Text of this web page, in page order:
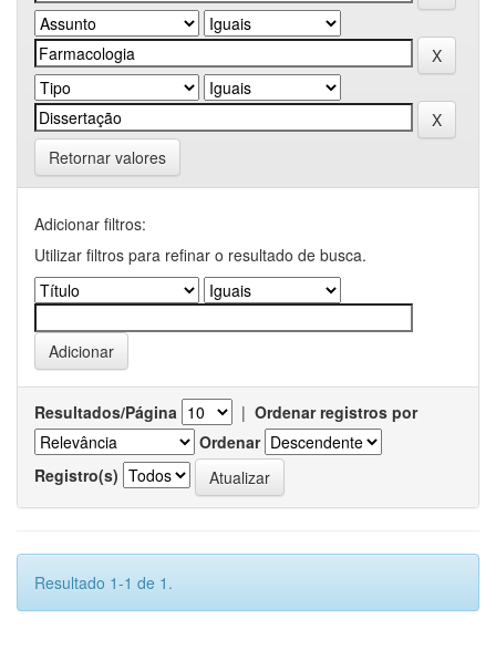
Retornar valores
Adicionar filtros:
Utilizar filtros para refinar o resultado de busca.
Resultados/Página | Ordenar registros por
Ordenar
Registro(s)
Resultado 1-1 de 1.